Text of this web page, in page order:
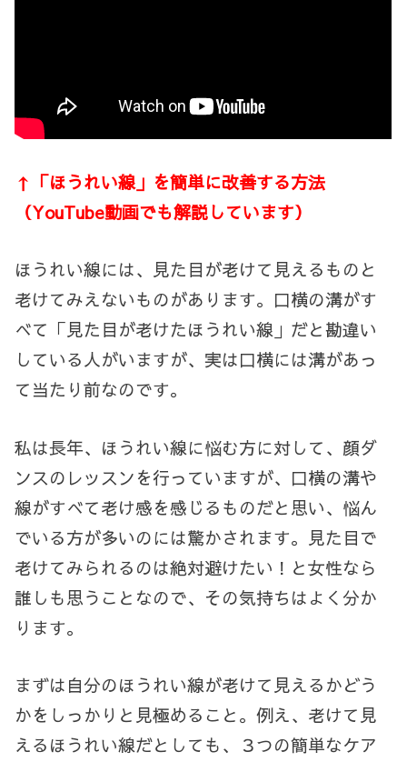
↑「ほうれい線」を簡単に改善する方法
（YouTube動画でも解説しています）
ほうれい線には、見た目が老けて見えるものと
老けてみえないものがあります。口横の溝がす
べて「見た目が老けたほうれい線」だと勘違い
している人がいますが、実は口横には溝があっ
て当たり前なのです。
私は長年、ほうれい線に悩む方に対して、顔ダ
ンスのレッスンを行っていますが、口横の溝や
線がすべて老け感を感じるものだと思い、悩ん
でいる方が多いのには驚かされます。見た目で
老けてみられるのは絶対避けたい！と女性なら
誰しも思うことなので、その気持ちはよく分か
ります。
まずは自分のほうれい線が老けて見えるかどう
かをしっかりと見極めること。例え、老けて見
えるほうれい線だとしても、３つの簡単なケア